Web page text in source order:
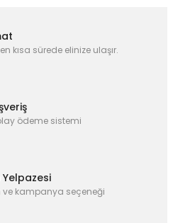
kısa sürede elinize ulaşır.
ödeme sistemi
Yelpazesi
ve kampanya seçeneği